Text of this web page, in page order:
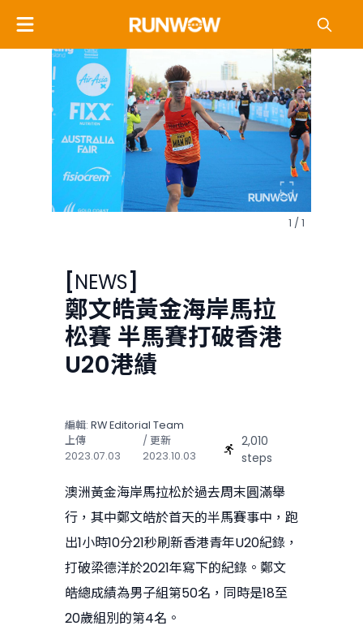
1 / 1
[NEWS]
鄭文皓黃金海岸馬拉
松賽 半馬賽打破香港
U20港績
編輯: RW Editorial Team
上傳
2023.07.03
/ 更新
2023.10.03
2,010
steps
澳洲黃金海岸馬拉松於過去周末圓滿舉
行，其中鄭文皓於首天的半馬賽事中，跑
出1小時10分21秒刷新香港青年U20紀錄，
打破梁德洋於2021年寫下的紀錄。鄭文
皓總成績為男子組第50名，同時是18至
20歲組別的第4名。